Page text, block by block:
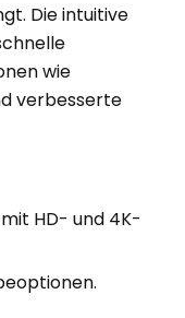
Die intuitive
wie
verbesserte
HD- und 4K-